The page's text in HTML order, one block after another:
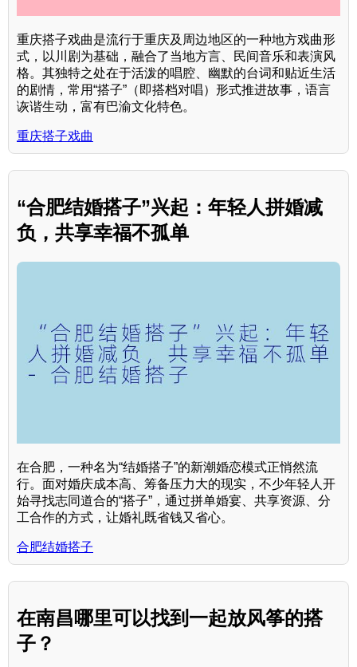
重庆搭子戏曲是流行于重庆及周边地区的一种地方戏曲形
式，以川剧为基础，融合了当地方言、民间音乐和表演风
格。其独特之处在于活泼的唱腔、幽默的台词和贴近生活
的剧情，常用“搭子”（即搭档对唱）形式推进故事，语言
诙谐生动，富有巴渝文化特色。
重庆搭子戏曲
“合肥结婚搭子”兴起：年轻人拼婚减
负，共享幸福不孤单
在合肥，一种名为“结婚搭子”的新潮婚恋模式正悄然流
行。面对婚庆成本高、筹备压力大的现实，不少年轻人开
始寻找志同道合的“搭子”，通过拼单婚宴、共享资源、分
工合作的方式，让婚礼既省钱又省心。
合肥结婚搭子
在南昌哪里可以找到一起放风筝的搭
子？